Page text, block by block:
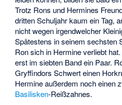
Trotz Rons und Hermines
dritten Schuljahr kaum ein Tag,
nicht wegen irgendwelcher
Spätestens in seinem sechsten
Ron sich in Hermine verliebt
erst im siebten Band ein Paar.
Gryffindors Schwert einen
Hermine außerdem noch einen
Basilisken-Reißzahnes.